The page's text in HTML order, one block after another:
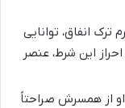
انفاق، توانایی
این شرط، عنصر
از همسرش صراحتاً